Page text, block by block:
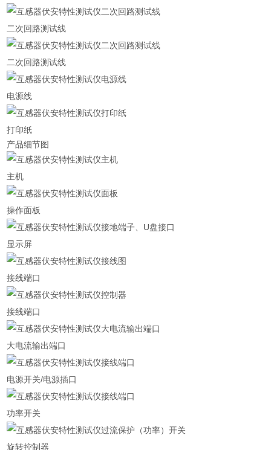
二次回路测试线
二次回路测试线
电源线
打印纸
产品细节图
主机
操作面板
显示屏
接线端口
接线端口
大电流输出端口
电源开关/电源插口
功率开关
旋转控制器